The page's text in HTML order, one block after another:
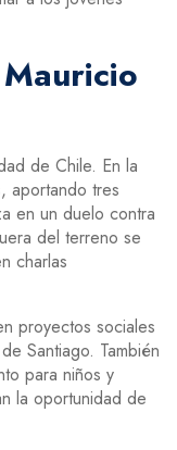
de Chile. En la
aportando tres
en un duelo contra
del terreno se
charlas
proyectos sociales
Santiago. También
para niños y
la oportunidad de